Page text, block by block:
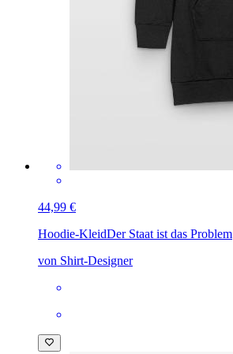
44,99 €
Hoodie-KleidDer Staat ist das Problem
von Shirt-Designer